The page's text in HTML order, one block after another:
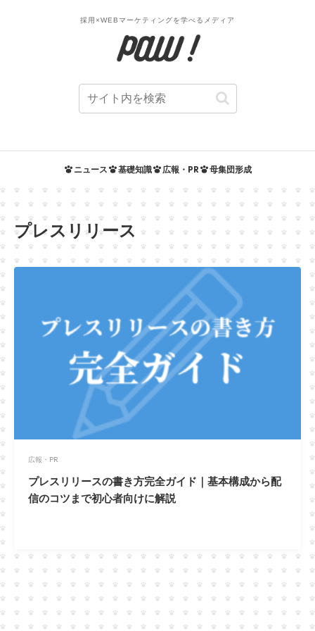
採用×WEBマーケティングを学べるメディア
ニュース 基礎知識 広報・PR 母集団形成
プレスリリース
広報・PR
プレスリリースの書き方完全ガイド｜基本構成から配
信のコツまで初心者向けに解説